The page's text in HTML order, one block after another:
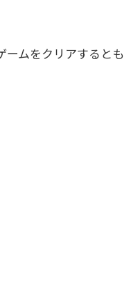
ームをクリアするとも